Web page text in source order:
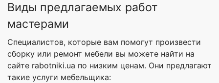
Виды предлагаемых работ
мастерами
Специалистов, которые вам помогут произвести
сборку или ремонт мебели вы можете найти на
сайте rabotniki.ua по низким ценам. Они предлагают
такие услуги мебельщика: